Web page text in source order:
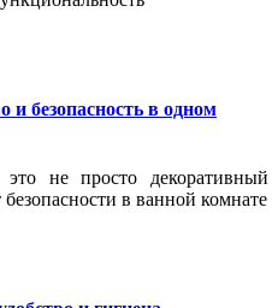
безопасность в одном
не просто декоративный
в ванной комнате